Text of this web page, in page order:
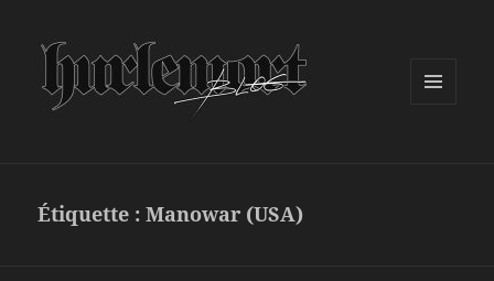
Étiquette :Manowar (USA)